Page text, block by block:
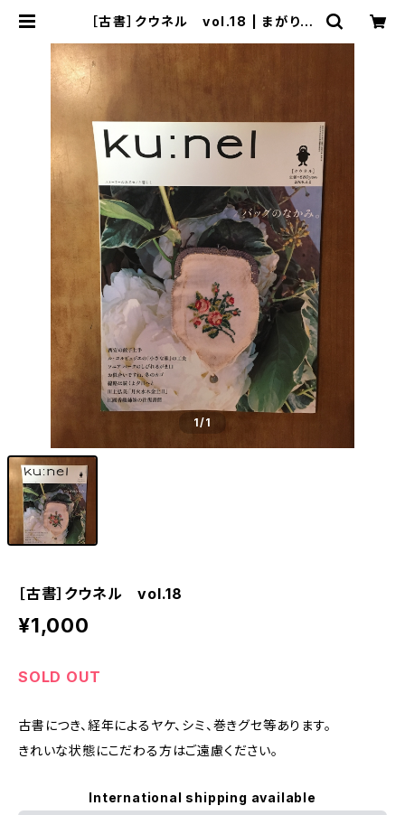
［古書］クウネル vol.18 | まがり書
1/1
［古書］クウネル vol.18
¥1,000
SOLD OUT
古書につき、経年によるヤケ、シミ、巻きグセ等あります。
きれいな状態にこだわる方はご遠慮ください。
International shipping available